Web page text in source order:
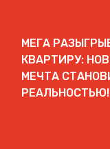
МЕГА
КВАРТИРУ:
МЕЧТА
РЕАЛЬНОСТЬЮ!